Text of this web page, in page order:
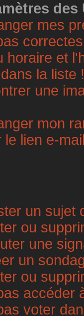
mes
horaire et
la liste !
une
mon
lien e-
un sujet
ou
une
un
ou
accéder
voter